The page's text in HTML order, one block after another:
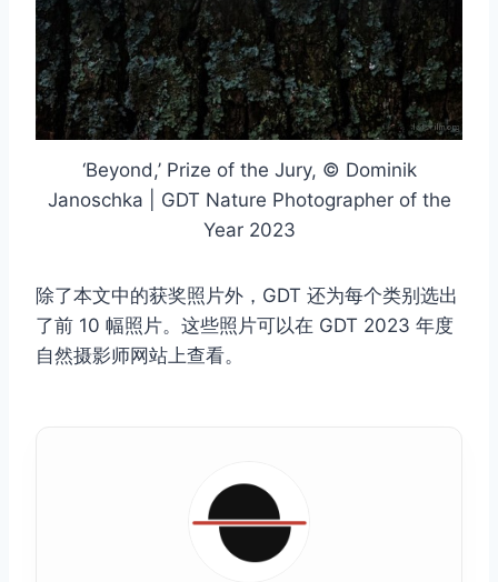
‘Beyond,’ Prize of the Jury, © Dominik
Janoschka | GDT Nature Photographer of the
Year 2023
除了本文中的获奖照片外，GDT 还为每个类别选出
了前 10 幅照片。这些照片可以在 GDT 2023 年度
自然摄影师网站上查看。